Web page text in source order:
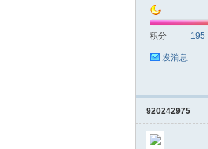
积分 195
发消息
920242975